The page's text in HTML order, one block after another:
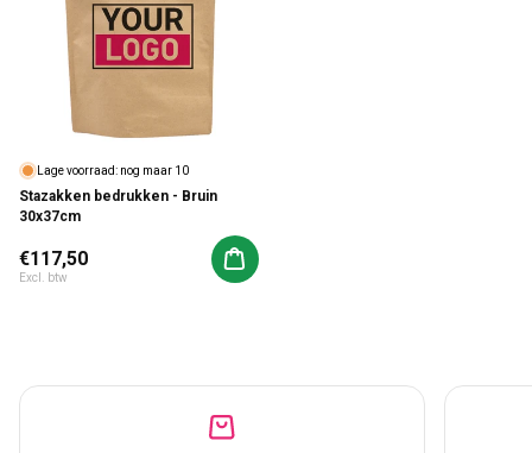
Lage voorraad: nog maar 10
Stazakken bedrukken - Bruin
30x37cm
Normale prijs
€117,50
Excl. btw
Aan winkelwagen toevoegen